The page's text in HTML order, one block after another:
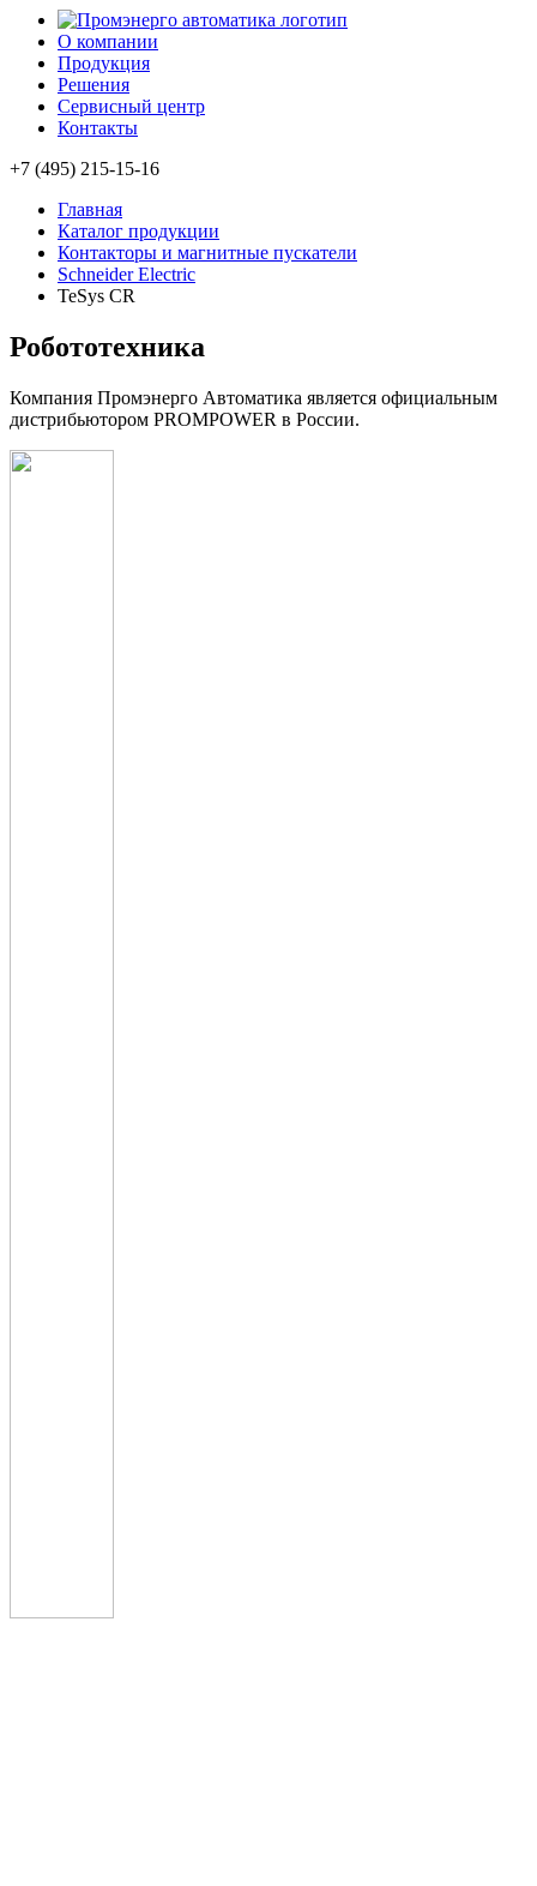
О компании
Продукция
Решения
Сервисный центр
Контакты
+7 (495) 215-15-16
Главная
Каталог продукции
Контакторы и магнитные пускатели
Schneider Electric
TeSys CR
Робототехника
Компания Промэнерго Автоматика является официальным
дистрибьютором PROMPOWER в России.